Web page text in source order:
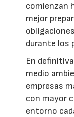
comienzan
mejor
durante los
En
medio
empresas
con mayor
entorno